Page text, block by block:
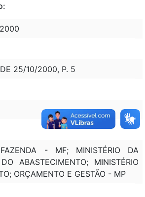
DE 25/10/2000, P. 5
- MF; MINISTÉRIO DA
ABASTECIMENTO; MINISTÉRIO
ORÇAMENTO E GESTÃO - MP